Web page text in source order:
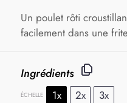
Un poulet rôti
facilement dans une
Ingrédients
ÉCHELLE 1x 2x 3x